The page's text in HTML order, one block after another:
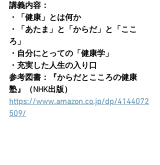
講義内容：
・「健康」とは何か
・「あたま」と「からだ」と「ここ
ろ」
・自分にとっての「健康学」
・充実した人生の入り口
参考図書：『からだとこころの健康
塾』（NHK出版）
https://www.amazon.co.jp/dp/4144072
509/